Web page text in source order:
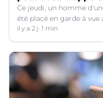
Ce jeudi, un homme
été placé en garde à
hors service à Nîmes
il y a 2 j 1 min